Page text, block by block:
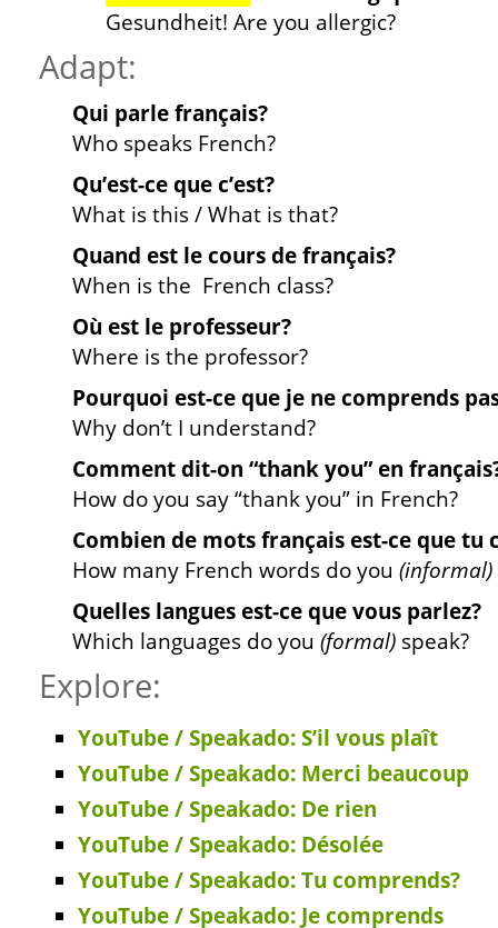
Gesundheit! Are you allergic?
Adapt:
Qui parle français?
Who speaks French?
Qu’est-ce que c’est?
What is this / What is that?
Quand est le cours de français?
When is the French class?
Où est le professeur?
Where is the professor?
Pourquoi est-ce que je ne comprends
Why don’t I understand?
Comment dit-on “thank you” en
How do you say “thank you” in French?
Combien de mots français est-ce que tu
How many French words do you (informal)
Quelles langues est-ce que vous parlez?
Which languages do you (formal) speak?
Explore:
YouTube / Speakado: S’il vous plaît
YouTube / Speakado: Merci beaucoup
YouTube / Speakado: De rien
YouTube / Speakado: Désolée
YouTube / Speakado: Tu comprends?
YouTube / Speakado: Je comprends